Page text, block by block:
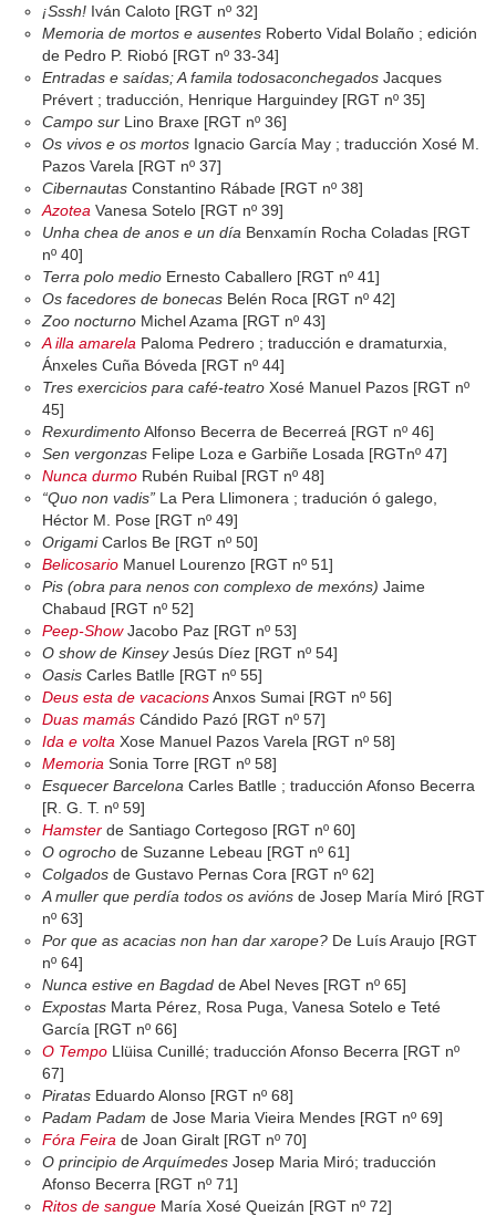
¡Sssh! Iván Caloto [RGT nº 32]
Memoria de mortos e ausentes Roberto Vidal Bolaño ; edición
de Pedro P. Riobó [RGT nº 33-34]
Entradas e saídas; A famila todosaconchegados Jacques
Prévert ; traducción, Henrique Harguindey [RGT nº 35]
Campo sur Lino Braxe [RGT nº 36]
Os vivos e os mortos Ignacio García May ; traducción Xosé M.
Pazos Varela [RGT nº 37]
Cibernautas Constantino Rábade [RGT nº 38]
Azotea Vanesa Sotelo [RGT nº 39]
Unha chea de anos e un día Benxamín Rocha Coladas [RGT
nº 40]
Terra polo medio Ernesto Caballero [RGT nº 41]
Os facedores de bonecas Belén Roca [RGT nº 42]
Zoo nocturno Michel Azama [RGT nº 43]
A illa amarela Paloma Pedrero ; traducción e dramaturxia,
Ánxeles Cuña Bóveda [RGT nº 44]
Tres exercicios para café-teatro Xosé Manuel Pazos [RGT nº
45]
RexurdimentoAlfonso Becerra de Becerreá [RGT nº 46]
Sen vergonzas Felipe Loza e Garbiñe Losada [RGTnº 47]
Nunca durmo Rubén Ruibal [RGT nº 48]
“Quo non vadis” La Pera Llimonera ; tradución ó galego,
Héctor M. Pose [RGT nº 49]
OrigamiCarlos Be [RGT nº 50]
Belicosario Manuel Lourenzo [RGT nº 51]
Pis (obra para nenos con complexo de mexóns) Jaime
Chabaud [RGT nº 52]
Peep-ShowJacobo Paz [RGT nº 53]
O show de KinseyJesús Díez [RGT nº 54]
Oasis Carles Batlle [RGT nº 55]
Deus esta de vacacionsAnxos Sumai [RGT nº 56]
Duas mamás Cándido Pazó [RGT nº 57]
Ida e volta Xose Manuel Pazos Varela [RGT nº 58]
Memoria Sonia Torre [RGT nº 58]
Esquecer Barcelona Carles Batlle ; traducción Afonso Becerra
[R. G. T. nº 59]
Hamster de Santiago Cortegoso [RGT nº 60]
O ogrocho de Suzanne Lebeau [RGT nº 61]
Colgados de Gustavo Pernas Cora [RGT nº 62]
A muller que perdía todos os avións de Josep María Miró [RGT
nº 63]
Por que as acacias non han dar xarope? De Luís Araujo [RGT
nº 64]
Nunca estive en Bagdad de Abel Neves [RGT nº 65]
Expostas Marta Pérez, Rosa Puga, Vanesa Sotelo e Teté
García [RGT nº 66]
O Tempo Llüisa Cunillé; traducción Afonso Becerra [RGT nº
67]
Piratas Eduardo Alonso [RGT nº 68]
Padam Padam de Jose Maria Vieira Mendes [RGT nº 69]
Fóra Feira de Joan Giralt [RGT nº 70]
O principio de Arquímedes Josep Maria Miró; traducción
Afonso Becerra [RGT nº 71]
Ritos de sangue María Xosé Queizán [RGT nº 72]